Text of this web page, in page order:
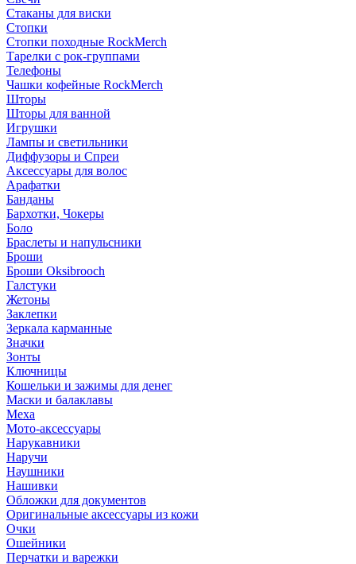
Стаканы для виски
Стопки
Стопки походные RockMerch
Тарелки с рок-группами
Телефоны
Чашки кофейные RockMerch
Шторы
Шторы для ванной
Игрушки
Лампы и светильники
Диффузоры и Спреи
Аксессуары для волос
Арафатки
Банданы
Бархотки, Чокеры
Боло
Браслеты и напульсники
Броши
Броши Oksibrooch
Галстуки
Жетоны
Заклепки
Зеркала карманные
Значки
Зонты
Ключницы
Кошельки и зажимы для денег
Маски и балаклавы
Меха
Мото-аксессуары
Нарукавники
Наручи
Наушники
Нашивки
Обложки для документов
Оригинальные аксессуары из кожи
Очки
Ошейники
Перчатки и варежки